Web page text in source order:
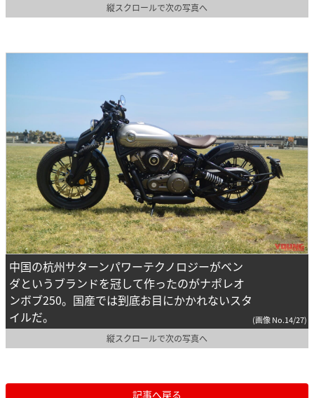
縦スクロールで次の写真へ
中国の杭州サターンパワーテクノロジーがベン
ダというブランドを冠して作ったのがナポレオ
ンボブ250。国産では到底お目にかかれないスタ
イルだ。
(画像 No.14/27)
縦スクロールで次の写真へ
記事へ戻る